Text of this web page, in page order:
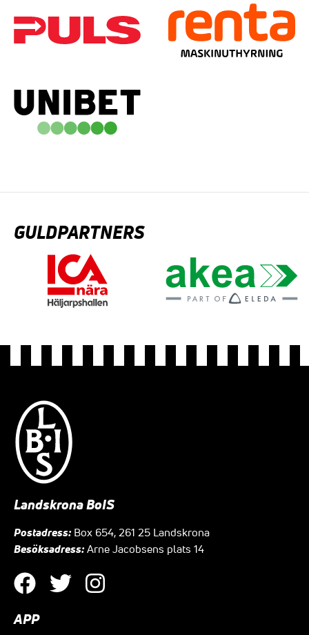
GULDPARTNERS
Landskrona BoIS
Postadress: Box 654, 261 25 Landskrona
Besöksadress: Arne Jacobsens plats 14
APP